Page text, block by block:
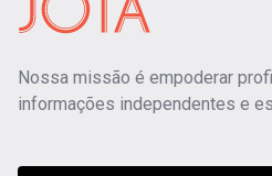
Nossa missão é empoderar
informações independentes e